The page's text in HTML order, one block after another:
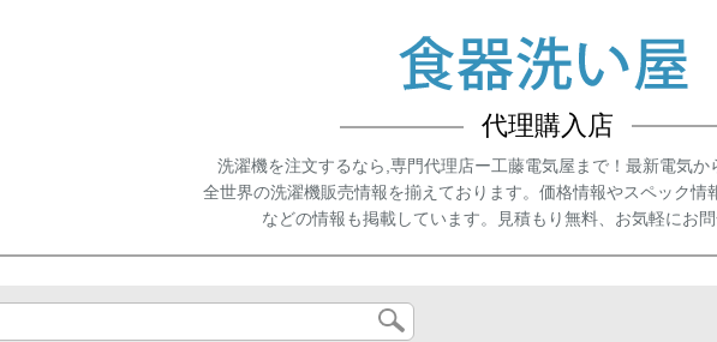
代理購入店
洗濯機を注文するなら,専門代理店ー工藤電気屋まで！最新電気か
全世界の洗濯機販売情報を揃えております。価格情報やスペック情
などの情報も掲載しています。見積もり無料、お気軽にお問